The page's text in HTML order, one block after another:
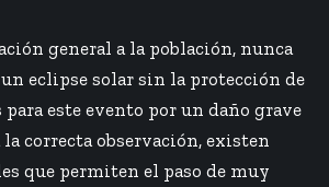
general a la población, nunca
un eclipse solar sin la protección de
para este evento por un daño grave
correcta observación, existen
que permiten el paso de muy